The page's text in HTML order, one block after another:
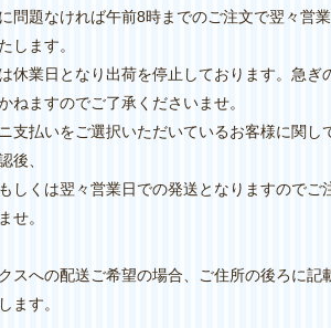
問題なければ午前8時までのご注文で翌々営
します。
休業日となり出荷を停止しております。急ぎ
ねますのでご了承くださいませ。
支払いをご選択いただいているお客様に関し
後、
しくは翌々営業日での発送となりますのでご
せ。
スへの配送ご希望の場合、ご住所の後ろに記
ます。